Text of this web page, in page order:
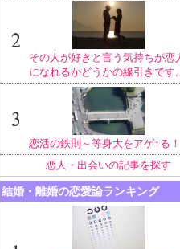
その人が好きと言う気持ちが恋
になれるかどうかの線引きです。
恋活の鉄則～等身大をアゲ↑る！
恋人・出会いの記事を探す
結婚・離婚の恋愛論ランキング